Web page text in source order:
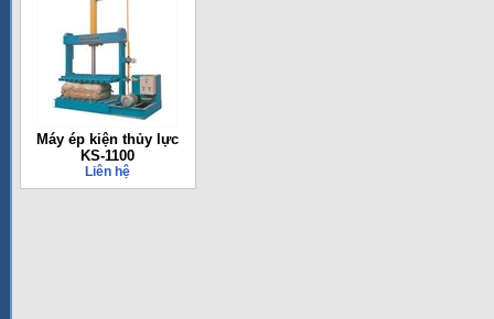
Máy ép kiện thủy lực
KS-1100
Liên hệ